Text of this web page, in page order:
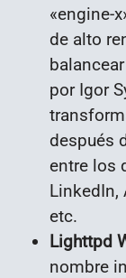
«engine-
de alto
por Igor
después
entre los
LinkedIn,
etc.
Lighttpd
nombre